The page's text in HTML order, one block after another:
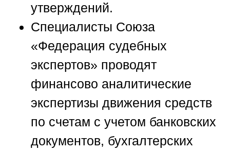
утверждений.
Специалисты Союза
«Федерация судебных
экспертов» проводят
финансово аналитические
экспертизы движения средств
по счетам с учетом банковских
документов, бухгалтерских